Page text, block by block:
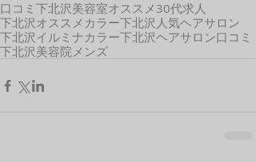
口コミ 下北沢美容室オススメ 30代求人
下北沢オススメカラー下北沢人気ヘアサロン
下北沢イルミナカラー下北沢ヘアサロン口コミ
下北沢美容院メンズ